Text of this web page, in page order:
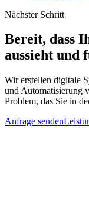
Nächster Schritt
Bereit, dass
aussieht und
Wir erstellen digitale
und Automatisierung
Problem, das Sie in
Anfrage senden